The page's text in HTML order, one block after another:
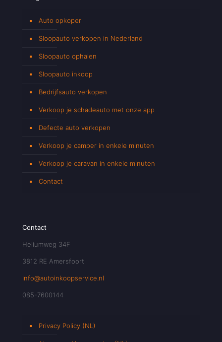
Auto opkoper
Sloopauto verkopen in Nederland
Sloopauto ophalen
Sloopauto inkoop
Bedrijfsauto verkopen
Verkoop je schadeauto met onze app
Defecte auto verkopen
Verkoop je camper in enkele minuten
Verkoop je caravan in enkele minuten
Contact
Contact
Heliumweg 34F
3812 RE Amersfoort
info@autoinkoopservice.nl
085-7600144
Privacy Policy (NL)